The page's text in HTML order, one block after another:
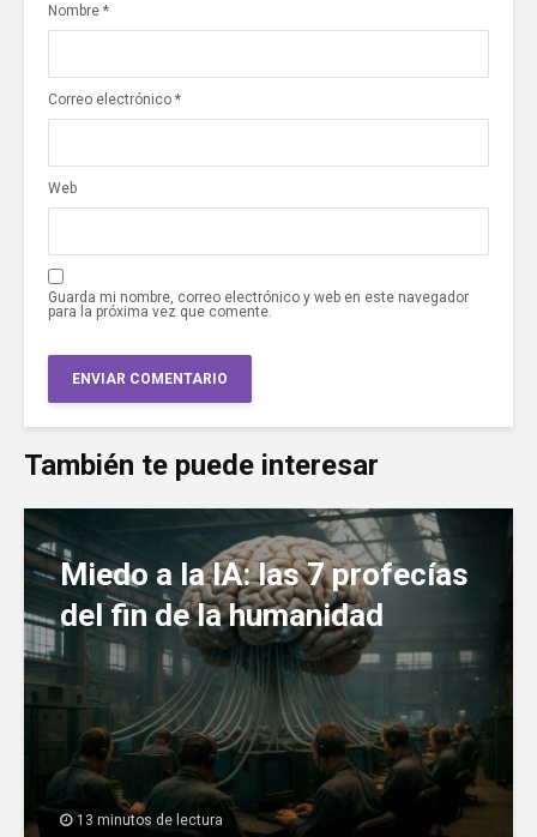
Nombre *
Correo electrónico *
Web
Guarda mi nombre, correo electrónico y web en este navegador
para la próxima vez que comente.
También te puede interesar
Miedo a la IA: las 7 profecías
del fin de la humanidad
13 minutos de lectura